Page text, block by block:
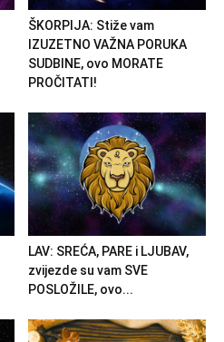
ŠKORPIJA: Stiže vam
IZUZETNO VAŽNA PORUKA
SUDBINE, ovo MORATE
PROČITATI!
LAV: SREĆA, PARE i LJUBAV,
zvijezde su vam SVE
POSLOŽILE, ovo...